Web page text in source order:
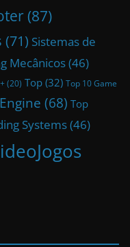
(87)
(71) Sistemas de
Mecânicos(46)
(20) Top (32) Top 10 Game
(68) Top
Systems(46)